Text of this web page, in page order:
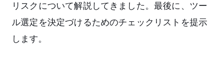
リスクについて解説してきました。最後に、ツー
ル選定を決定づけるためのチェックリストを提示
します。